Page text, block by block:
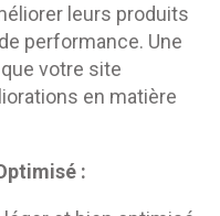
leurs produits
performance. Une
votre site
en matière
: